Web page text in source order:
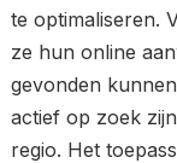
te optimaliseren.
ze hun online
gevonden
actief op zoek
regio. Het